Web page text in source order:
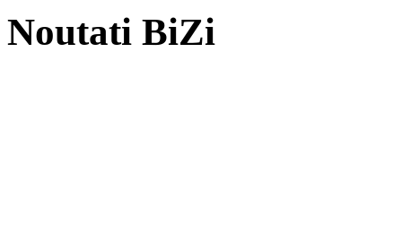
Noutati BiZi